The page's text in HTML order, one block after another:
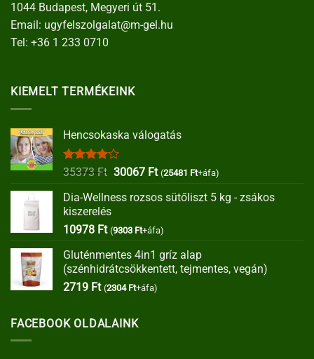
1044 Budapest, Megyeri út 51.
Email: ugyfelszolgalat@m-gel.hu
Tel: +36 1 233 0710
KIEMELT TERMÉKEINK
Hencsokaska válogatás
Értékelés:
35373Ft Original
was:
30067 FtCurrent
is:
(25481 Ft+áfa)
Dia-Wellness rozsos sütőliszt 5 kg - zsákos
kiszerelés
10978 Ft (9303 Ft+áfa)
Gluténmentes 4in1 gríz alap
(szénhidrátcsökkentett, tejmentes, vegán)
2719 Ft (2304 Ft+áfa)
FACEBOOK OLDALAINK